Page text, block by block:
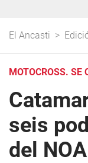
El Ancasti >
MOTOCROSS. SE
seis
del NOA